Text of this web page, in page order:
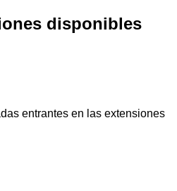
disponibles
entrantes en las extensiones